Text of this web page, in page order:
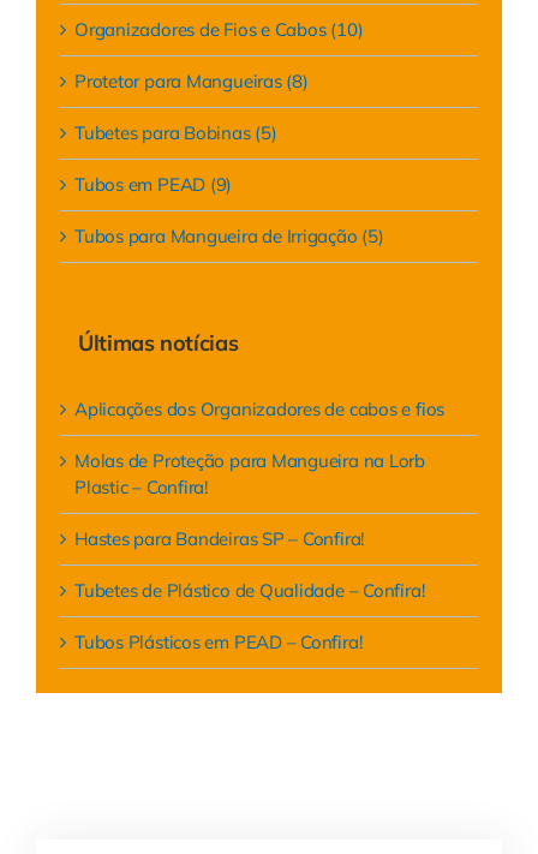
Organizadores de Fios e Cabos (10)
Protetor para Mangueiras (8)
Tubetes para Bobinas (5)
Tubos em PEAD (9)
Tubos para Mangueira de Irrigação (5)
Últimas notícias
Aplicações dos Organizadores de cabos e fios
Molas de Proteção para Mangueira na Lorb
Plastic – Confira!
Hastes para Bandeiras SP – Confira!
Tubetes de Plástico de Qualidade – Confira!
Tubos Plásticos em PEAD – Confira!